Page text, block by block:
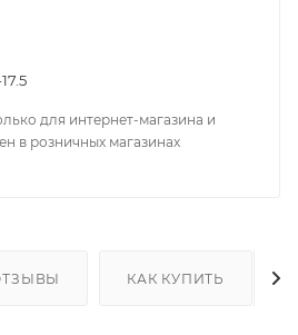
для интернет-магазина и
в розничных магазинах
КАК КУПИТЬ